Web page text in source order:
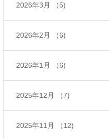
2026年3月 （5)
2026年2月 （6)
2026年1月 （6)
2025年12月 （7)
2025年11月 （12)